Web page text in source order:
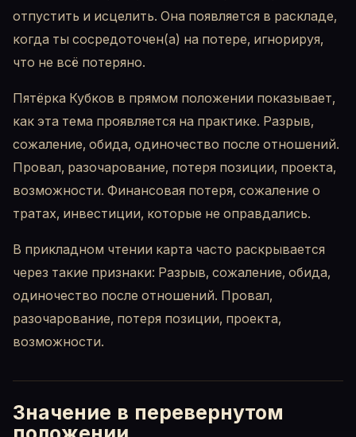
отпустить и исцелить. Она появляется в раскладе,
когда ты сосредоточен(а) на потере, игнорируя,
что не всё потеряно.
Пятёрка Кубков в прямом положении показывает,
как эта тема проявляется на практике. Разрыв,
сожаление, обида, одиночество после отношений.
Провал, разочарование, потеря позиции, проекта,
возможности. Финансовая потеря, сожаление о
тратах, инвестиции, которые не оправдались.
В прикладном чтении карта часто раскрывается
через такие признаки: Разрыв, сожаление, обида,
одиночество после отношений. Провал,
разочарование, потеря позиции, проекта,
возможности.
Значение в перевернутом